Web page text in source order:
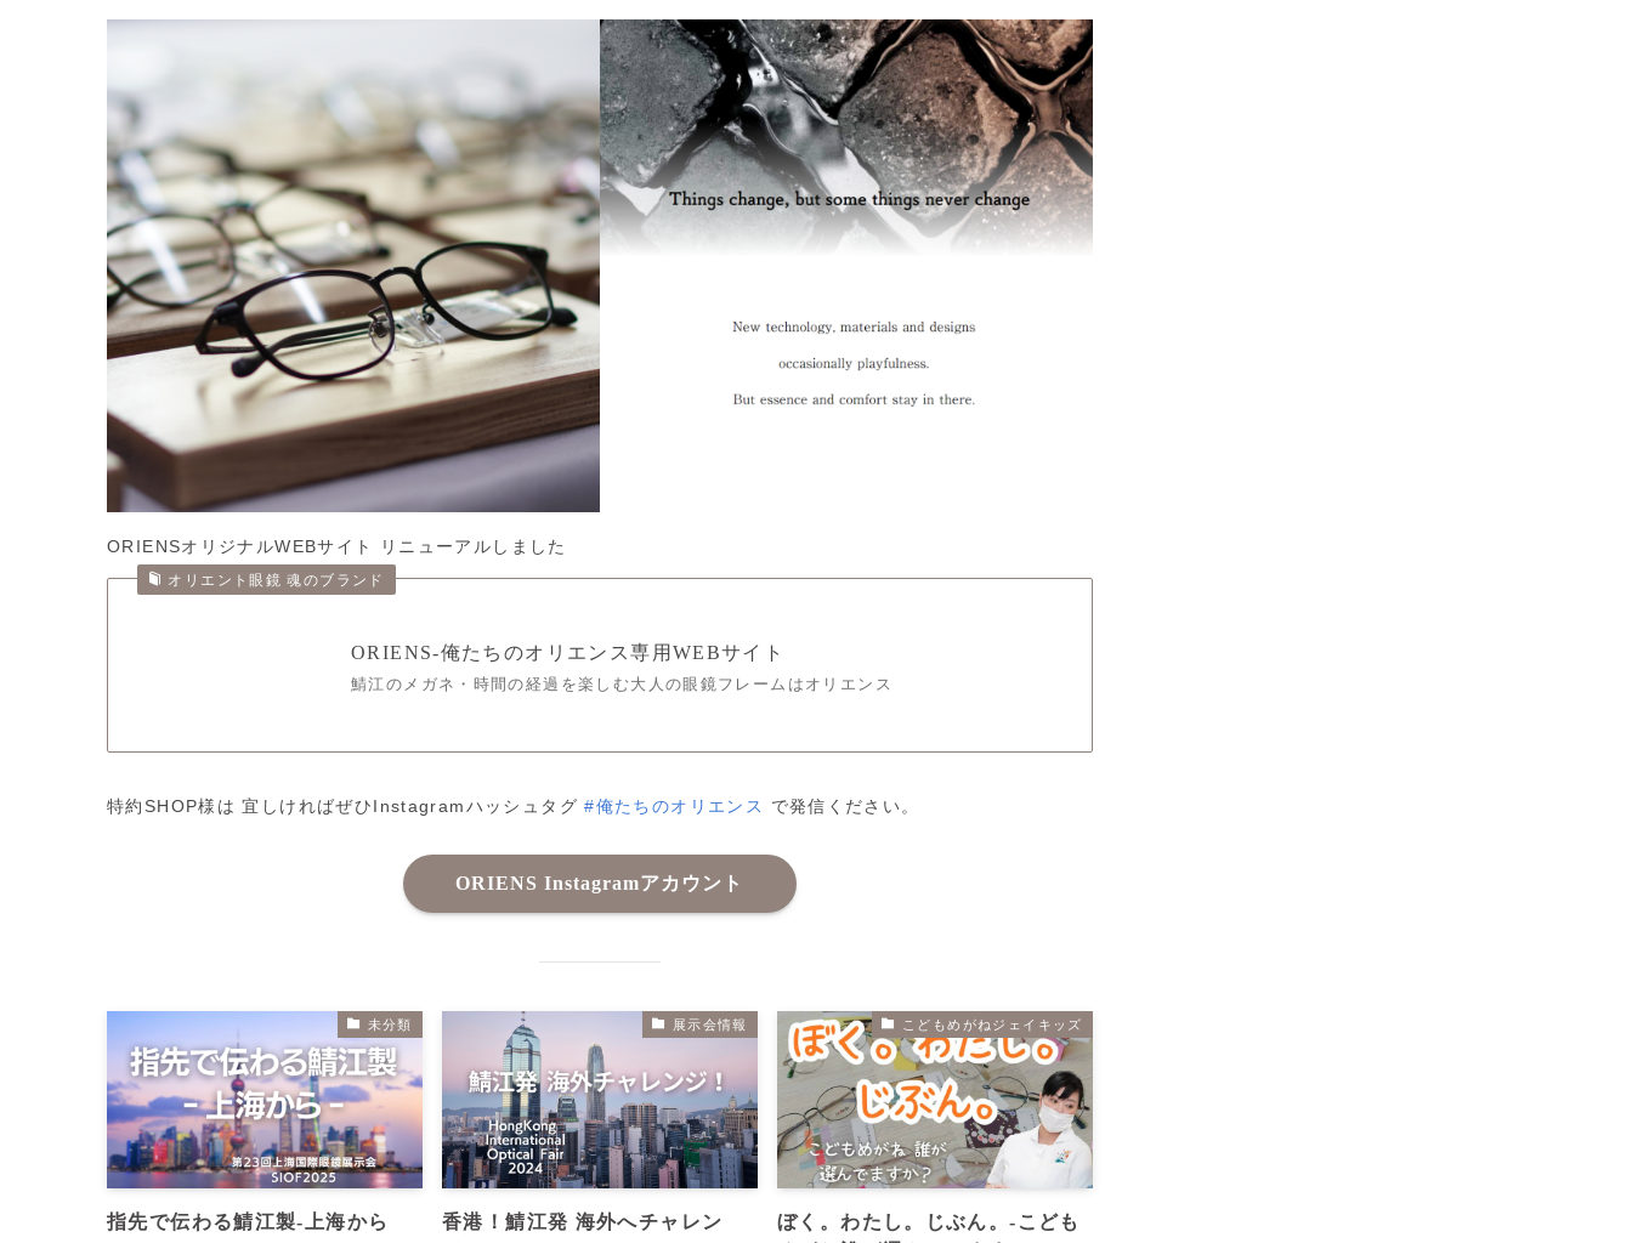
ORIENSオリジナルWEBサイト リニューアルしました
オリエント眼鏡 魂のブランド
ORIENS-俺たちのオリエンス専用WEBサイト
鯖江のメガネ・時間の経過を楽しむ大人の眼鏡フレームはオリエンス
特約SHOP様は 宜しければぜひInstagramハッシュタグ#俺たちのオリエンス で発信ください。
ORIENS Instagramアカウント
未分類
指先で伝わる鯖江製‐上海から
展示会情報
香港！鯖江発 海外へチャレン
こどもめがねジェイキッズ
ぼく。わたし。じぶん。‐こども